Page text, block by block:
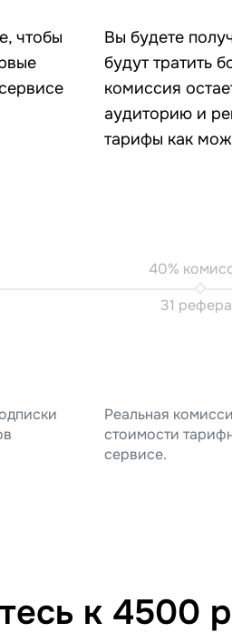
чтобы
Вы будете
будут тратить
комиссия
аудиторию и
тарифы как
40%
31
Реальная
стоимости
сервисе.
к 4500